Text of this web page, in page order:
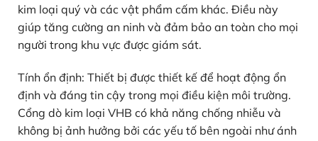
kim loại quý và các vật phẩm cấm khác. Điều này
giúp tăng cường an ninh và đảm bảo an toàn cho mọi
người trong khu vực được giám sát.
Tính ổn định: Thiết bị được thiết kế để hoạt động ổn
định và đáng tin cậy trong mọi điều kiện môi trường.
Cổng dò kim loại VHB có khả năng chống nhiễu và
không bị ảnh hưởng bởi các yếu tố bên ngoài như ánh